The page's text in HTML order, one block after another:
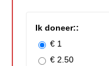
Ik doneer::
€ 1
€ 2.50